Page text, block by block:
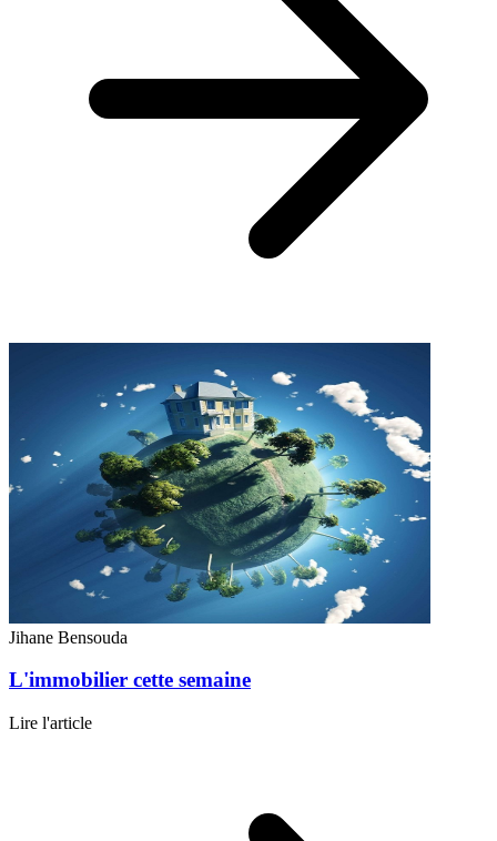
Jihane Bensouda
L'immobilier cette semaine
Lire l'article